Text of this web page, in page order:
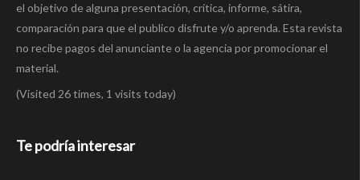
el objetivo de alguna presentación, crítica, informe, sátira,
comparación para que el publico disfrute y/o aprenda. Esta revista
no recibe pagos del anunciante o la agencia por promocionar el
material.
(Visited 26 times, 1 visits today)
Te podría interesar